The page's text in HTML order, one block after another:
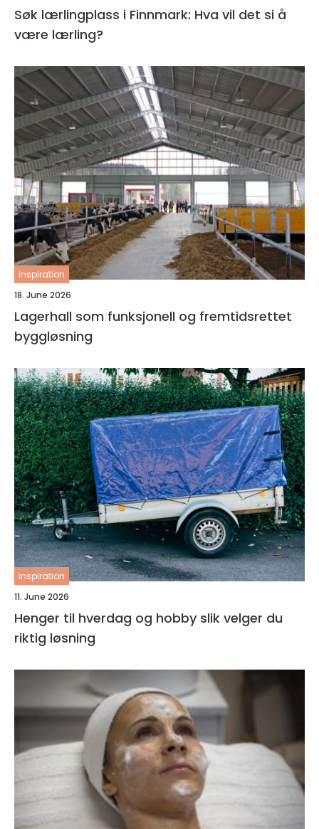
Søk lærlingplass i Finnmark: Hva vil det si å
være lærling?
inspiration
18. June 2026
Lagerhall som funksjonell og fremtidsrettet
byggløsning
inspiration
11. June 2026
Henger til hverdag og hobby slik velger du
riktig løsning